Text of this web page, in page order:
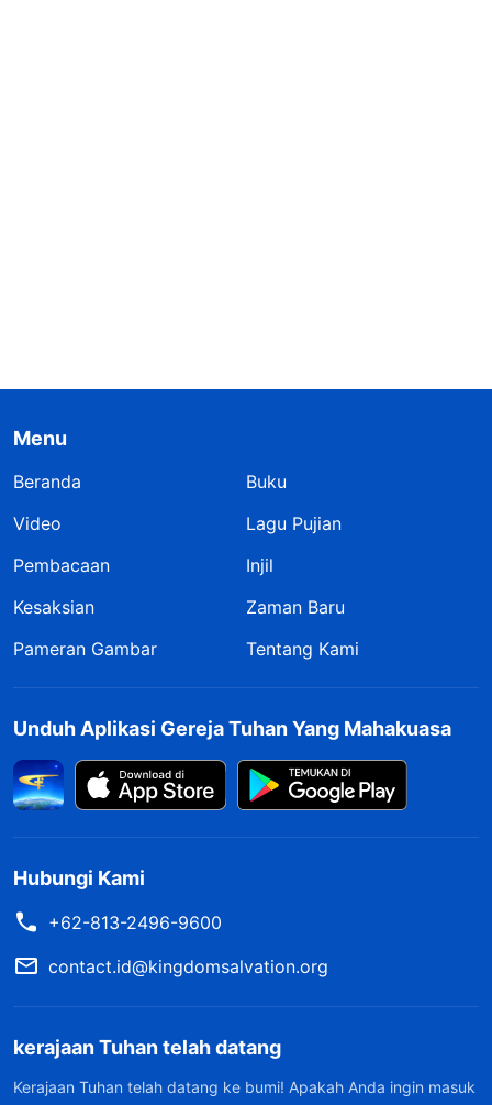
Menu
Beranda
Buku
Video
Lagu Pujian
Pembacaan
Injil
Kesaksian
Zaman Baru
Pameran Gambar
Tentang Kami
Unduh Aplikasi Gereja Tuhan Yang Mahakuasa
Hubungi Kami
+62-813-2496-9600
contact.id@kingdomsalvation.org
kerajaan Tuhan telah datang
Kerajaan Tuhan telah datang ke bumi! Apakah Anda ingin masuk